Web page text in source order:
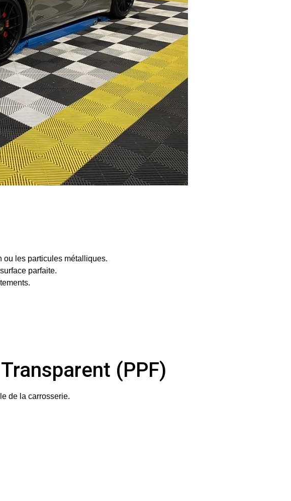
ou les particules métalliques.
parfaite.
(PPF)
de la carrosserie.